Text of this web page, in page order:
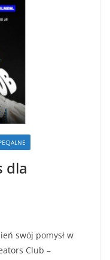
dla
swój pomysł w
Club –